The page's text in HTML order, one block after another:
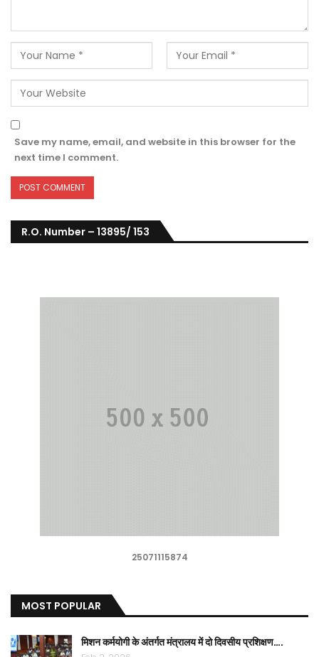
Save my name, email, and website in this browser for the
next time I comment.
R.O. Number – 13895/ 153
25071115874
MOST POPULAR
मिशन कर्मयोगी के अंतर्गत मंत्रालय में दो दिवसीय प्रशिक्षण….